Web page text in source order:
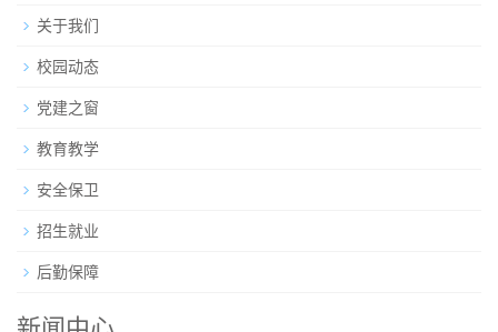
关于我们
校园动态
党建之窗
教育教学
安全保卫
招生就业
后勤保障